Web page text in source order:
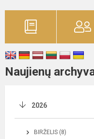
Naujienų
2026
BIRŽELIS (8)